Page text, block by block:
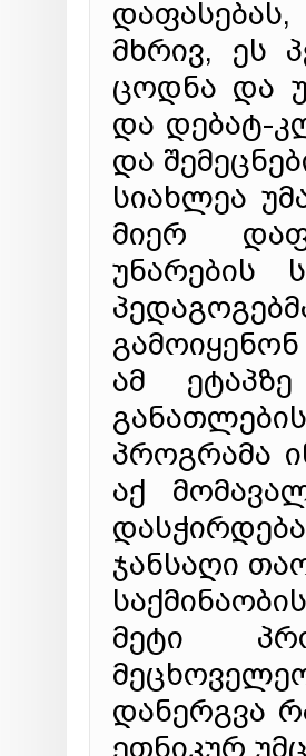
მხრივ, ეს
ცოდნა და
და დებატ-
და
სიახლეა
მიერ
უნარების
ამ
პროგრამა
აქ
ჯანსაღი
მეტი
დანერგვა
ეთნიკურ